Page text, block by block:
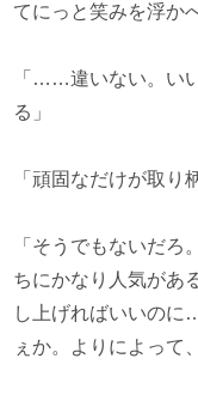
てにっと笑みを浮か
「……違いない。い
る」
「頑固なだけが取り
「そうでもないだ
ちにかなり人気があ
し上げればいいの
ぇか。よりによって